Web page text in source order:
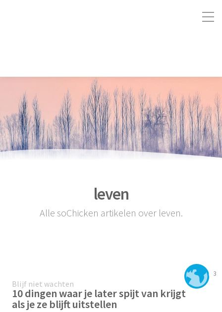
leven
Alle soChicken artikelen over leven.
3
Blijf niet wachten
10 dingen waar je later spijt van krijgt
als je ze blijft uitstellen